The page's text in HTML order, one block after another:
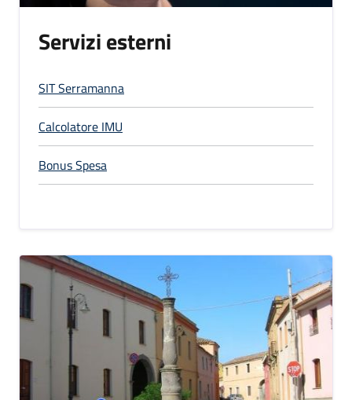
Servizi esterni
SIT Serramanna
Calcolatore IMU
Bonus Spesa